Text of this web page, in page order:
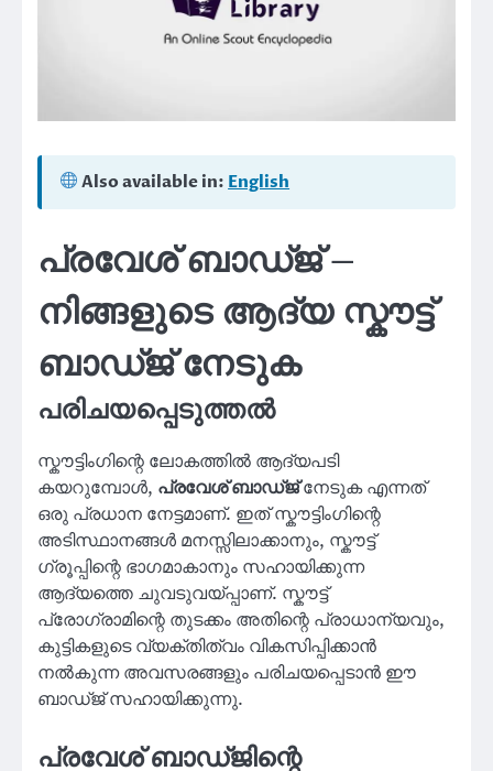
Also available in: English
പ്രവേശ് ബാഡ്ജ് –
നിങ്ങളുടെ ആദ്യ സ്കൗട്ട്
ബാഡ്ജ് നേടുക
പരിചയപ്പെടുത്തല്‍
സ്കൗട്ടിംഗിന്റെ ലോകത്തിൽ ആദ്യപടി
കയറുമ്പോൾ, പ്രവേശ് ബാഡ്ജ്നേടുക എന്നത്
ഒരു പ്രധാന നേട്ടമാണ്. ഇത് സ്കൗട്ടിംഗിന്റെ
അടിസ്ഥാനങ്ങൾ മനസ്സിലാക്കാനും, സ്കൗട്ട്
ഗ്രൂപ്പിന്റെ ഭാഗമാകാനും സഹായിക്കുന്ന
ആദ്യത്തെ ചുവടുവയ്പ്പാണ്. സ്കൗട്ട്
പ്രോഗ്രാമിന്റെ തുടക്കം അതിന്റെ പ്രാധാന്യവും,
കുട്ടികളുടെ വ്യക്തിത്വം വികസിപ്പിക്കാൻ
നൽകുന്ന അവസരങ്ങളും പരിചയപ്പെടാൻ ഈ
ബാഡ്ജ് സഹായിക്കുന്നു.
പ്രവേശ് ബാഡ്ജിന്റെ